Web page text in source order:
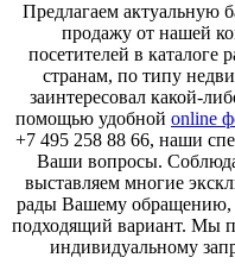
Предлагаем актуальную
продажу от нашей
посетителей в каталоге
странам, по типу
заинтересовал какой-
помощью удобной online
+7 495 258 88 66, наши
Ваши вопросы.
выставляем многие
рады Вашему обращению,
подходящий вариант. Мы
индивидуальному